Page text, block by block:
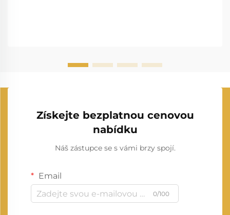
Získejte bezplatnou cenovou
nabídku
Náš zástupce se s vámi brzy spojí.
Email
0/100